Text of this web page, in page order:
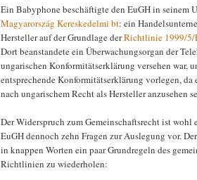
Ein Babyphone beschäftigte den EuGH in
Magyarország Kereskedelmi bt: ein
Hersteller auf der Grundlage derRichtlinie 1999/5/
Dort beanstandete ein Überwachungsorgan der
ungarischen Konformitätserklärung versehen war,
entsprechende Konformitätserklärung vorlegen,
nach ungarischem Recht als Hersteller anzusehen
Der Widerspruch zum Gemeinschaftsrecht ist
EuGH dennoch zehn Fragen zur Auslegung vor.
in knappen Worten ein paar Grundregeln des
Richtlinien zu wiederholen: